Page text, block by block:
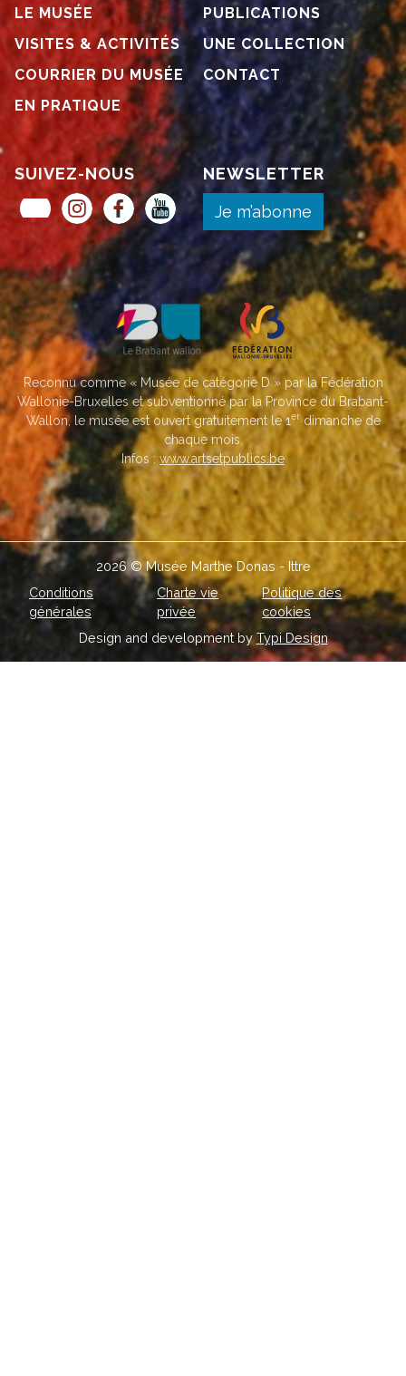
LE MUSÉE
VISITES & ACTIVITÉS
COURRIER DU MUSÉE
EN PRATIQUE
PUBLICATIONS
UNE COLLECTION
CONTACT
SUIVEZ-NOUS
Museum Pass Musées
Instagram
FacebookYouTube
NEWSLETTER
Je m’abonne
Reconnu comme « Musée de catégorie D » par la Fédération
Wallonie-Bruxelles et subventionné par la Province du Brabant-
Wallon, le musée est ouvert gratuitement le 1er dimanche de
chaque mois.
Infos : www.artsetpublics.be
2026 © Musée Marthe Donas - Ittre
Conditions
générales
Charte vie
privée
Politique des
cookies
Design and development byTypi Design